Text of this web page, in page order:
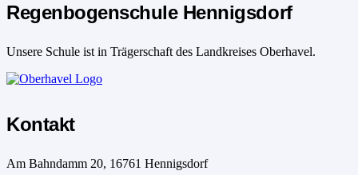
Regenbogenschule Hennigsdorf
Unsere Schule ist in Trägerschaft des Landkreises Oberhavel.
Kontakt
Am Bahndamm 20, 16761 Hennigsdorf